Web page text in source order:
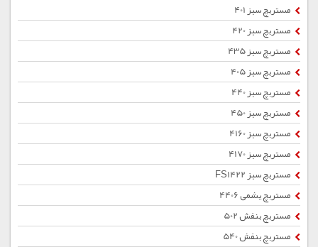
مستربچ سبز 401
مستربچ سبز 420
مستربچ سبز 435
مستربچ سبز 405
مستربچ سبز 440
مستربچ سبز 450
مستربچ سبز 4160
مستربچ سبز 4170
مستربچ سبز FS1422
مستربچ یشمی 4406
مستربچ بنفش 502
مستربچ بنفش 540